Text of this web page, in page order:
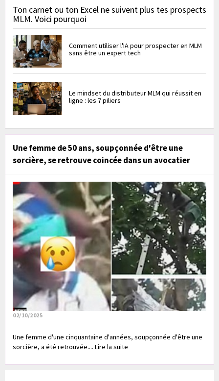
Ton carnet ou ton Excel ne suivent plus tes prospects
MLM. Voici pourquoi
Comment utiliser l'IA pour prospecter en MLM
sans être un expert tech
Le mindset du distributeur MLM qui réussit en
ligne : les 7 piliers
Une femme de 50 ans, soupçonnée d'être une
sorcière, se retrouve coincée dans un avocatier
02/10/2025
Une femme d'une cinquantaine d'années, soupçonnée d'être une
sorcière, a été retrouvée.... Lire la suite